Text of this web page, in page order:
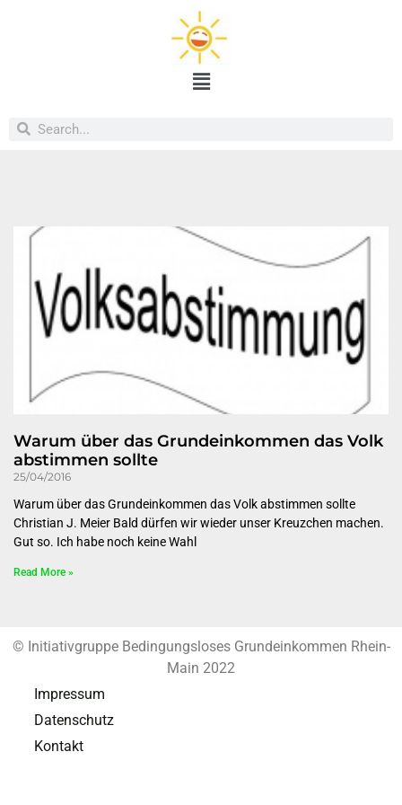
Warum über das Grundeinkommen das Volk
abstimmen sollte
25/04/2016
Warum über das Grundeinkommen das Volk abstimmen sollte
Christian J. Meier Bald dürfen wir wieder unser Kreuzchen machen.
Gut so. Ich habe noch keine Wahl
Read More »
© Initiativgruppe Bedingungsloses Grundeinkommen Rhein-
Main 2022
Impressum
Datenschutz
Kontakt